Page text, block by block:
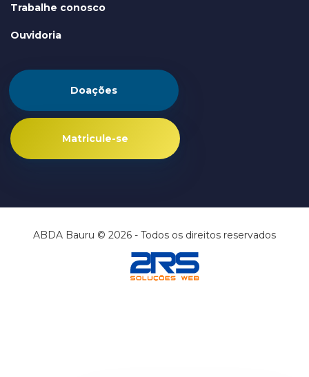
Trabalhe conosco
Ouvidoria
Doações
Matricule-se
ABDA Bauru © 2026 - Todos os direitos reservados